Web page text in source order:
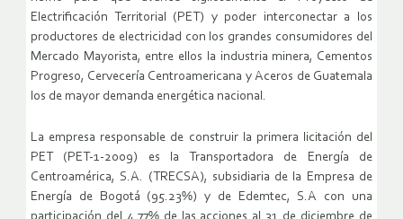
Electrificación Territorial (PET) y poder interconectar a los
productores de electricidad con los grandes consumidores del
Mercado Mayorista, entre ellos la industria minera, Cementos
Progreso, Cervecería Centroamericana y Aceros de Guatemala
los de mayor demanda energética nacional.
La empresa responsable de construir la primera licitación del
PET (PET-1-2009) es la Transportadora de Energía de
Centroamérica, S.A. (TRECSA), subsidiaria de la Empresa de
Energía de Bogotá (95.23%) y de Edemtec, S.A con una